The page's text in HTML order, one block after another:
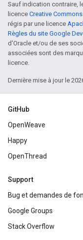
Sauf indication contraire,
licence Creative
régis par une licence
Règles du site Google
d'Oracle et/ou de ses
associées sont des
licence.
Dernière mise à jour le
GitHub
OpenWeave
Happy
OpenThread
Support
Bug et demandes de
Google Groups
Stack Overflow